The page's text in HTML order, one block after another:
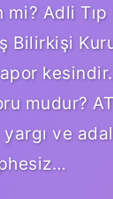
mi? Adli Tıp
Bilirkişi
mudur?
ve